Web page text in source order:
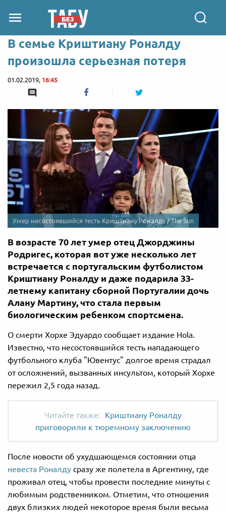
В семье Криштиану Роналду
произошла серьезная потеря
01.02.2019, 16:45
Умер несостоявшийся тесть Криштиану Роналду / The Sun
В возрасте 70 лет умер отец Джорджины
Родригес, которая вот уже несколько лет
встречается с португальским футболистом
Криштиану Роналду и даже подарила 33-
летнему капитану сборной Португалии дочь
Алану Мартину, что стала первым
биологическим ребенком спортсмена.
О смерти Хорхе Эдуардо сообщает издание Hola.
Известно, что несостоявшийся тесть нападающего
футбольного клуба "Ювентус" долгое время страдал
от осложнений, вызванных инсультом, который Хорхе
пережил 2,5 года назад.
Криштиану Роналду
приговорили к тюремному заключению
После новости об ухудшающемся состоянии отца
невеста Роналду сразу же полетела в Аргентину, где
проживал отец, чтобы провести последние минуты с
любимым родственником. Отметим, что отношения
двух близких людей некоторое время были весьма